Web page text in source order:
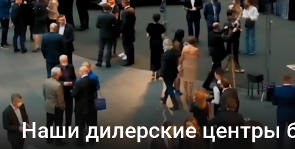
Наши дилерские центры